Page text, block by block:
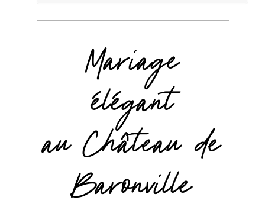
Mariage
élégant
au Château de
Baronville